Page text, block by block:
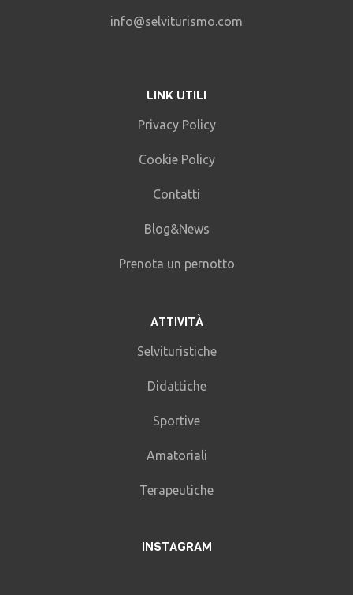
info@selviturismo.com
LINK UTILI
Privacy Policy
Cookie Policy
Contatti
Blog&News
Prenota un pernotto
ATTIVITÀ
Selvituristiche
Didattiche
Sportive
Amatoriali
Terapeutiche
INSTAGRAM